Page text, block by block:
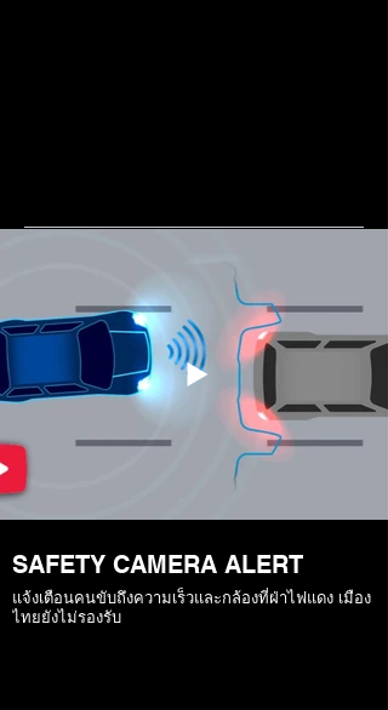
SAFETY CAMERA ALERT
แจ้งเตือนคนขับถึงความเร็วและกล้องที่ฝ่าไฟแดง เมือง
ไทยยังไม่รองรับ